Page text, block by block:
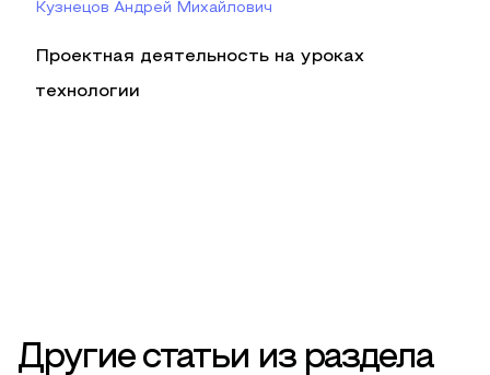
Кузнецов Андрей Михайлович
Проектная деятельность на уроках
технологии
Другие статьи из раздела